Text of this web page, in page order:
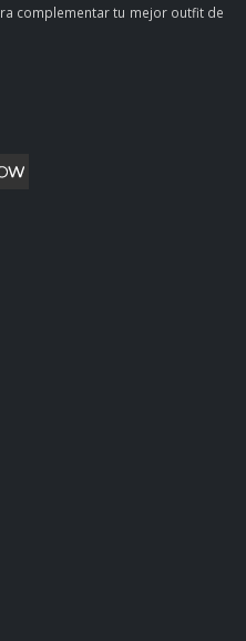
complementar tu mejor outfit de